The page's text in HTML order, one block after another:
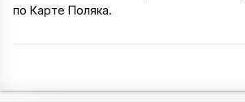
по Карте Поляка.